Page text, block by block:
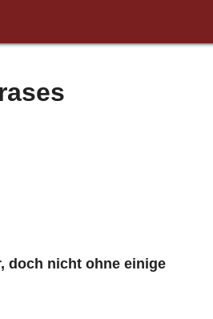
doch nicht ohne einige